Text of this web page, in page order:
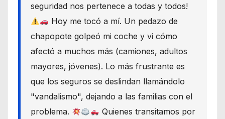
seguridad nos pertenece a todas y todos!
Hoy me tocó a mí. Un pedazo de
chapopote golpeó mi coche y vi cómo
afectó a muchos más (camiones, adultos
mayores, jóvenes). Lo más frustrante es
que los seguros se deslindan llamándolo
"vandalismo", dejando a las familias con el
problema.
Quienes transitamos por